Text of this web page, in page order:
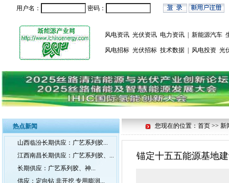
用户名： 密码：
风电资讯 光伏资讯 电力资讯 新能源汽车
风电招标 光伏招标 技术数据 风电投资 光
热点新闻
山西临汾长期供应：广艺系列胶...
江西南昌长期供应：广艺系列胶、...
长期供应：广艺系列胶、神...
供应：定向钻 非开挖 专用膨润...
您现在的位置：首页 >> 新
锚定十五五能源基地